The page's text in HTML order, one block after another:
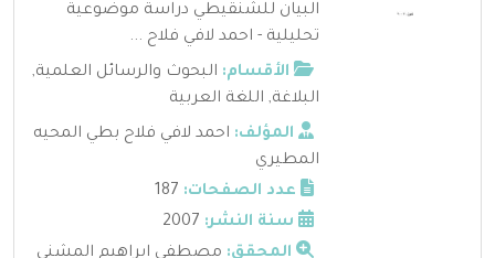
البيان للشنقيطي دراسة موضوعية
تحليلية - احمد لافي فلاح ...
الأقسام: البحوث والرسائل العلمية,
البلاغة, اللغة العربية
المؤلف: احمد لافي فلاح بطي المحيه
المطيري
عدد الصفحات:
سنة النشر:
المحقق: مصطفى ابراهيم المشني